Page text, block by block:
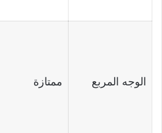
الوجه المربع ممتازة